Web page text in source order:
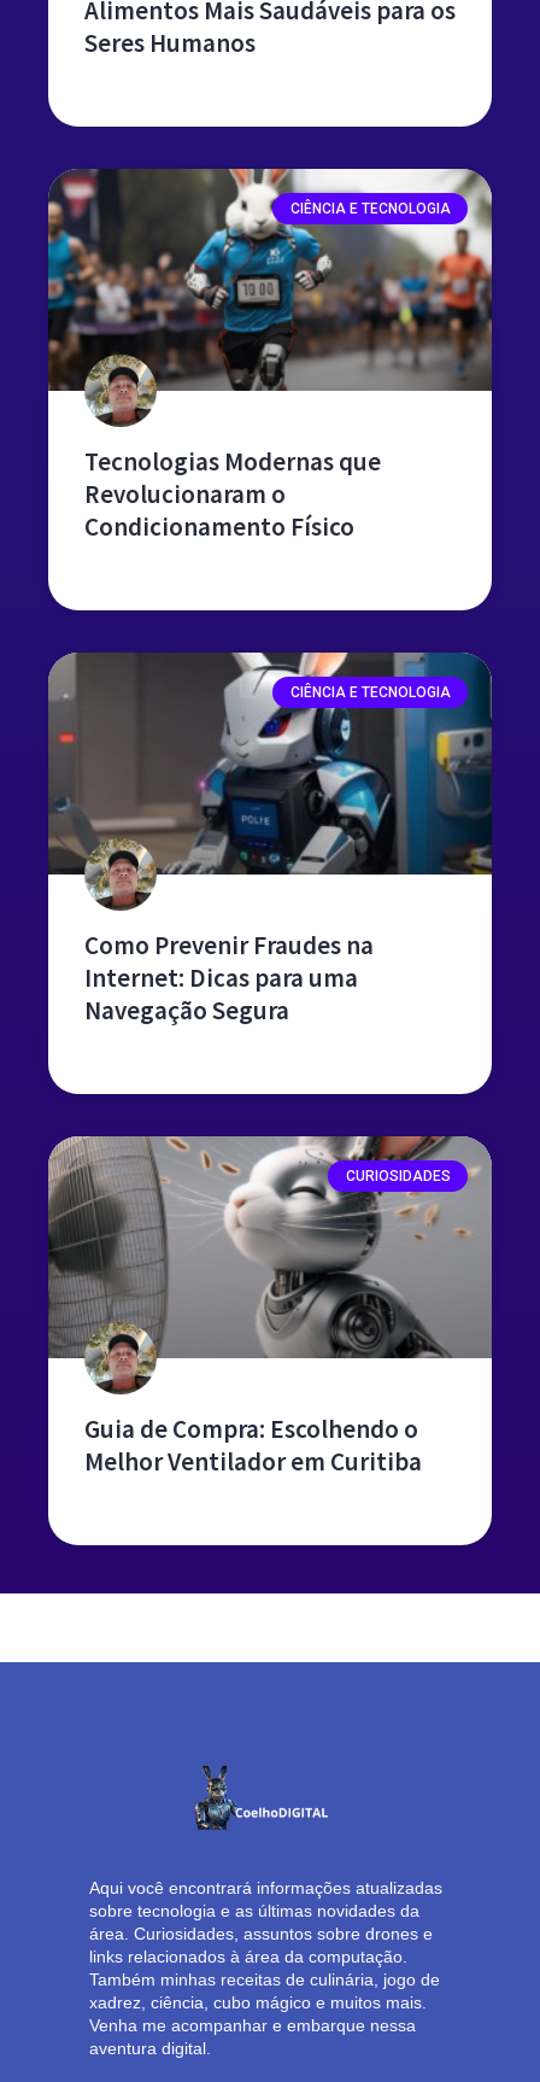
Alimentos Mais Saudáveis ​​para os
Seres Humanos
CIÊNCIA E TECNOLOGIA
Tecnologias Modernas que
Revolucionaram o
Condicionamento Físico
CIÊNCIA E TECNOLOGIA
Como Prevenir Fraudes na
Internet: Dicas para uma
Navegação Segura
CURIOSIDADES
Guia de Compra: Escolhendo o
Melhor Ventilador em Curitiba
Aqui você encontrará informações atualizadas
sobre tecnologia e as últimas novidades da
área. Curiosidades, assuntos sobre drones e
links relacionados à área da computação.
Também minhas receitas de culinária, jogo de
xadrez, ciência, cubo mágico e muitos mais.
Venha me acompanhar e embarque nessa
aventura digital.